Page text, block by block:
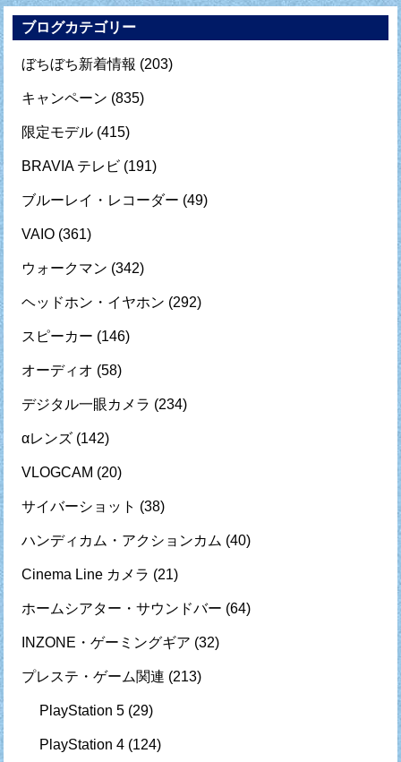
ブログカテゴリー
ぼちぼち新着情報 (203)
キャンペーン (835)
限定モデル (415)
BRAVIA テレビ (191)
ブルーレイ・レコーダー (49)
VAIO (361)
ウォークマン (342)
ヘッドホン・イヤホン (292)
スピーカー (146)
オーディオ (58)
デジタル一眼カメラ (234)
αレンズ (142)
VLOGCAM (20)
サイバーショット (38)
ハンディカム・アクションカム (40)
Cinema Line カメラ (21)
ホームシアター・サウンドバー (64)
INZONE・ゲーミングギア (32)
プレステ・ゲーム関連 (213)
PlayStation 5 (29)
PlayStation 4 (124)